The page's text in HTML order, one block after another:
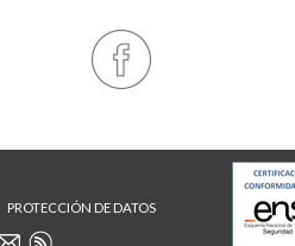
PROTECCIÓN DE DATOS